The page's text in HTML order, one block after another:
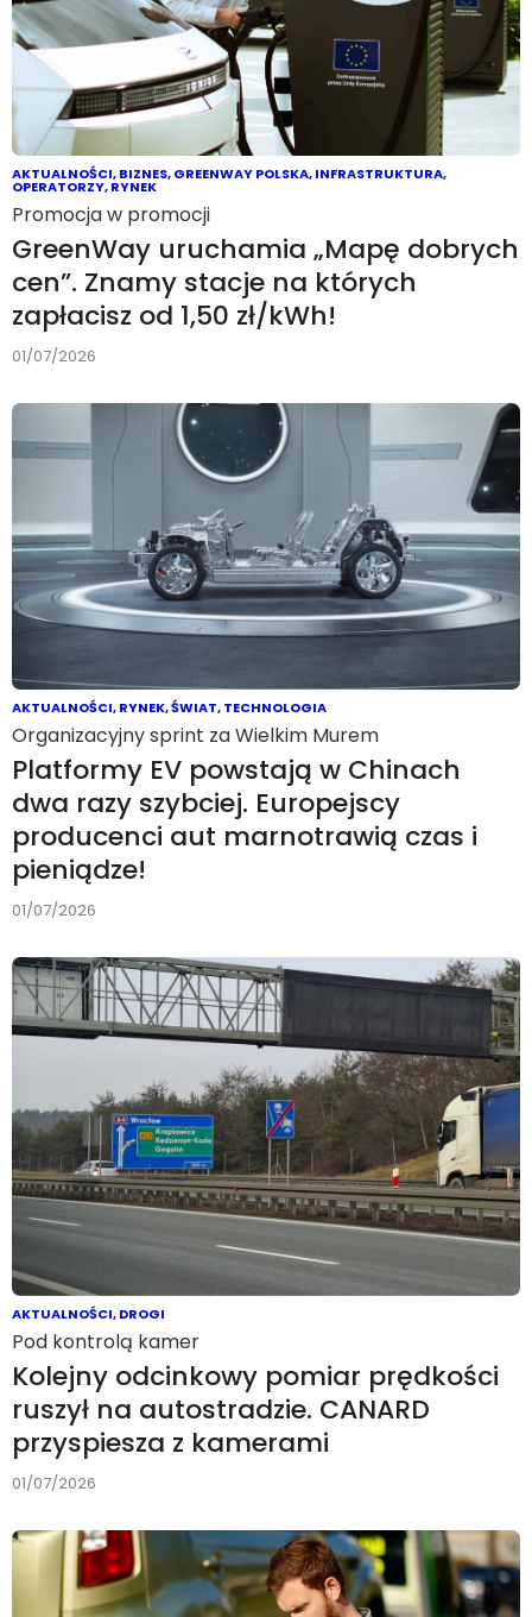
AKTUALNOŚCI,BIZNES,GREENWAY POLSKA,INFRASTRUKTURA,
OPERATORZY,RYNEK
Promocja w promocji
GreenWay uruchamia „Mapę dobrych
cen”. Znamy stacje na których
zapłacisz od 1,50 zł/kWh!
01/07/2026
AKTUALNOŚCI,RYNEK,ŚWIAT,TECHNOLOGIA
Organizacyjny sprint za Wielkim Murem
Platformy EV powstają w Chinach
dwa razy szybciej. Europejscy
producenci aut marnotrawią czas i
pieniądze!
01/07/2026
AKTUALNOŚCI,DROGI
Pod kontrolą kamer
Kolejny odcinkowy pomiar prędkości
ruszył na autostradzie. CANARD
przyspiesza z kamerami
01/07/2026